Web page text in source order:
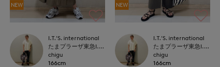
NEW
I.T.'S. international
たまプラーザ東急I.T.'S.international
chigu
166cm
NEW
I.T.'S. international
たまプラーザ東急I.T.'S.international
chigu
166cm